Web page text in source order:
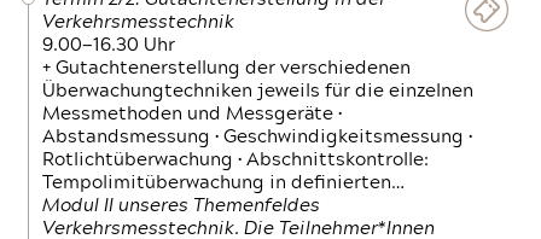
Verkehrsmesstechnik
9.00—16.30 Uhr
+ Gutachtenerstellung der verschiedenen
Überwachungtechniken jeweils für die einzelnen
Messmethoden und Messgeräte •
Abstandsmessung • Geschwindigkeitsmessung •
Rotlichtüberwachung • Abschnittskontrolle:
Tempolimitüberwachung in definierten…
Modul II unseres Themenfeldes
Verkehrsmesstechnik. Die Teilnehmer*Innen